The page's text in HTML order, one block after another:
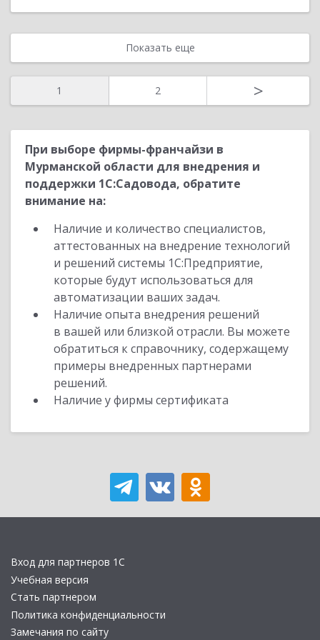
Показать еще
1 2 >
При выборе фирмы-франчайзи в
Мурманской области для внедрения и
поддержки 1С:Садовода, обратите
внимание на:
Наличие и количество специалистов,
аттестованных на внедрение технологий
и решений системы 1С:Предприятие,
которые будут использоваться для
автоматизации ваших задач.
Наличие опыта внедрения решений
в вашей или близкой отрасли. Вы можете
обратиться к справочнику, содержащему
примеры внедренных партнерами
решений.
Наличие у фирмы сертификата
Вход для партнеров 1С
Учебная версия
Стать партнером
Политика конфиденциальности
Замечания по сайту